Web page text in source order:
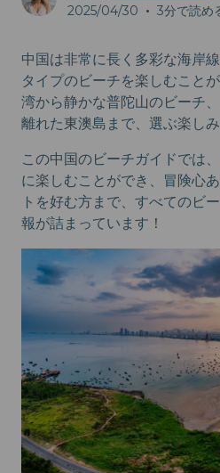
2025/04/30 • 3分で読め
中国は非常に長く多彩な海岸
タイプのビーチを楽しむこと
湾から静かな普陀山のビーチ
離れた東澳島まで、選ぶ楽し
この中国のビーチガイドでは
に楽しむことができ、冒険心
トを好む方まで、すべてのビ
報が詰まっています！